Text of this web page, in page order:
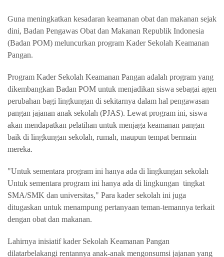
Guna meningkatkan kesadaran keamanan obat dan makanan sejak
dini, Badan Pengawas Obat dan Makanan Republik Indonesia
(Badan POM) meluncurkan program Kader Sekolah Keamanan
Pangan.
Program Kader Sekolah Keamanan Pangan adalah program yang
dikembangkan Badan POM untuk menjadikan siswa sebagai agen
perubahan bagi lingkungan di sekitarnya dalam hal pengawasan
pangan jajanan anak sekolah (PJAS). Lewat program ini, siswa
akan mendapatkan pelatihan untuk menjaga keamanan pangan
baik di lingkungan sekolah, rumah, maupun tempat bermain
mereka.
"Untuk sementara program ini hanya ada di lingkungan sekolah
Untuk sementara program ini hanya ada di lingkungan tingkat
SMA/SMK dan universitas," Para kader sekolah ini juga
ditugaskan untuk menampung pertanyaan teman-temannya terkait
dengan obat dan makanan.
Lahirnya inisiatif kader Sekolah Keamanan Pangan
dilatarbelakangi rentannya anak-anak mengonsumsi jajanan yang